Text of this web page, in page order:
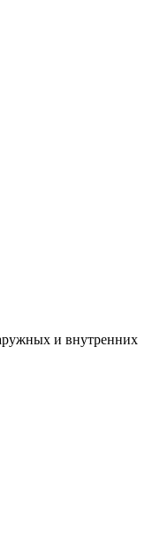
и внутренних